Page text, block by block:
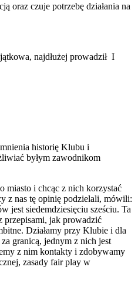
oraz czuje potrzebę działania na
najdłużej prowadził I
historię Klubu i
byłym zawodnikom
miasto i chcąc z nich korzystać
z nas tę opinię podzielali, mówili:
jest siedemdziesięciu sześciu. Ta
przepisami, jak prowadzić
Działamy przy Klubie i dla
granicą, jednym z nich jest
z nim kontakty i zdobywamy
zasady fair play w